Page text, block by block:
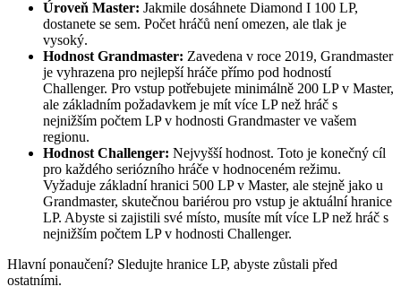
Úroveň Master: Jakmile dosáhnete Diamond I 100 LP,
dostanete se sem. Počet hráčů není omezen, ale tlak je
vysoký.
Hodnost Grandmaster: Zavedena v roce 2019, Grandmaster
je vyhrazena pro nejlepší hráče přímo pod hodností
Challenger. Pro vstup potřebujete minimálně 200 LP v Master,
ale základním požadavkem je mít více LP než hráč s
nejnižším počtem LP v hodnosti Grandmaster ve vašem
regionu.
Hodnost Challenger: Nejvyšší hodnost. Toto je konečný cíl
pro každého seriózního hráče v hodnoceném režimu.
Vyžaduje základní hranici 500 LP v Master, ale stejně jako u
Grandmaster, skutečnou bariérou pro vstup je aktuální hranice
LP. Abyste si zajistili své místo, musíte mít více LP než hráč s
nejnižším počtem LP v hodnosti Challenger.
Hlavní ponaučení? Sledujte hranice LP, abyste zůstali před
ostatními.